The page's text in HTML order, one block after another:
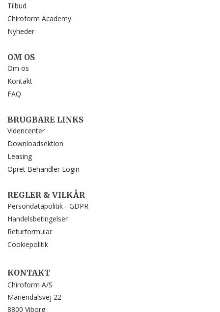
Tilbud
Chiroform Academy
Nyheder
OM OS
Om os
Kontakt
FAQ
BRUGBARE LINKS
Videncenter
Downloadsektion
Leasing
Opret Behandler Login
REGLER & VILKÅR
Persondatapolitik - GDPR
Handelsbetingelser
Returformular
Cookiepolitik
KONTAKT
Chiroform A/S
Mariendalsvej 22
8800 Viborg